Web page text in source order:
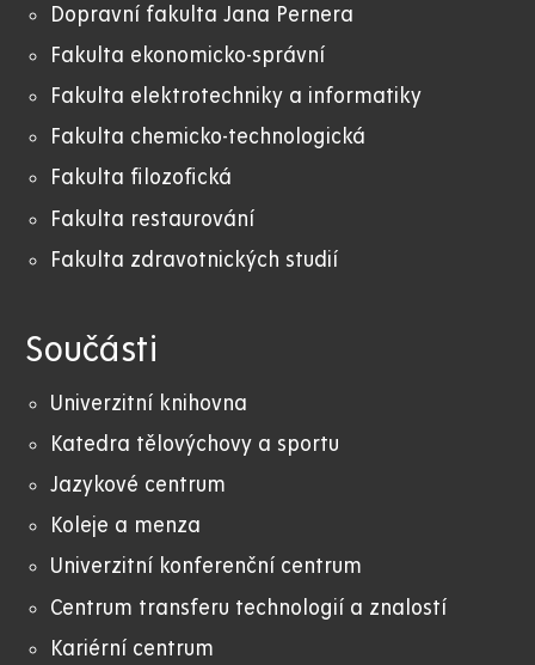
Dopravní fakulta Jana Pernera
Fakulta ekonomicko-správní
Fakulta elektrotechniky a informatiky
Fakulta chemicko-technologická
Fakulta filozofická
Fakulta restaurování
Fakulta zdravotnických studií
Součásti
Univerzitní knihovna
Katedra tělovýchovy a sportu
Jazykové centrum
Koleje a menza
Univerzitní konferenční centrum
Centrum transferu technologií a znalostí
Kariérní centrum